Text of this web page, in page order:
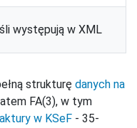
występują w XML
strukturę danych na
FA(3), w tym
w KSeF - 35-